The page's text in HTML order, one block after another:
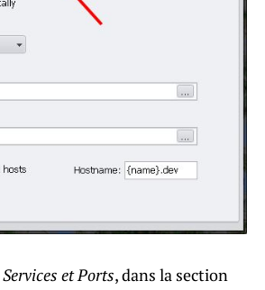
Services et Ports, dans la section